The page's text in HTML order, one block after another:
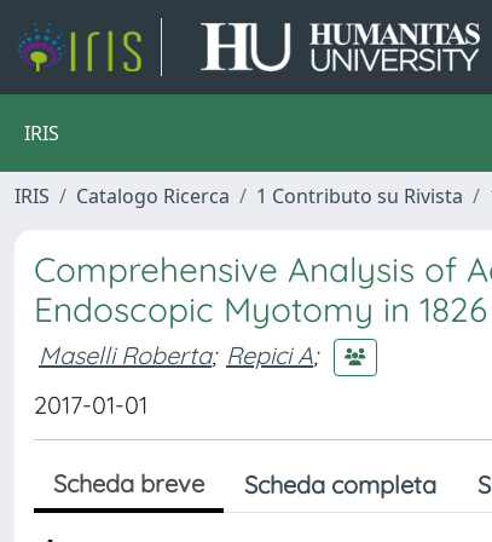
IRIS
IRIS Catalogo Ricerca 1 Contributo su Rivista
Comprehensive Analysis of
Endoscopic Myotomy in
Maselli Roberta; Repici A;
2017-01-01
Scheda breve Scheda completa